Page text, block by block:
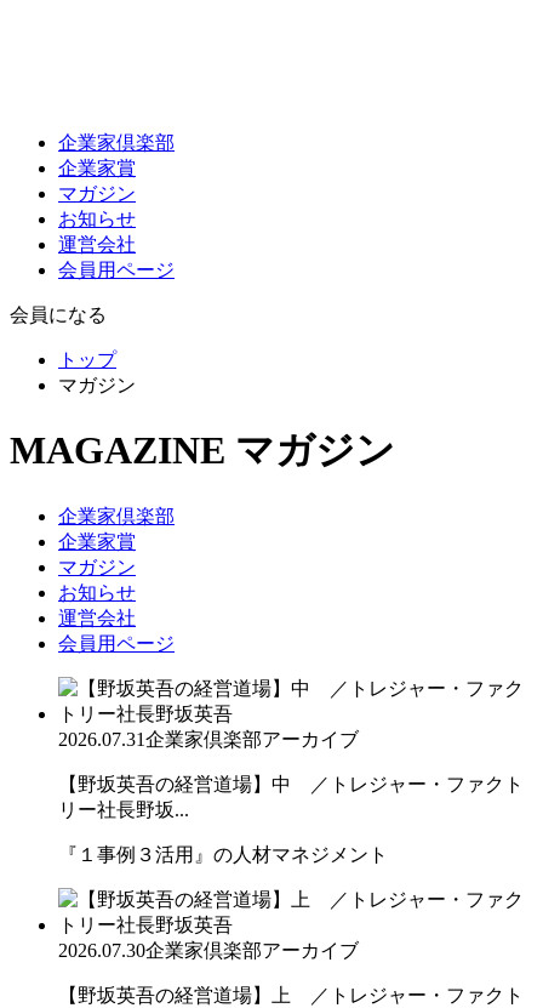
企業家倶楽部
企業家賞
マガジン
お知らせ
運営会社
会員用ページ
会員になる
トップ
マガジン
MAGAZINE マガジン
企業家倶楽部
企業家賞
マガジン
お知らせ
運営会社
会員用ページ
2026.07.31企業家倶楽部アーカイブ
【野坂英吾の経営道場】中 ／トレジャー・ファクト
リー社長野坂...
『１事例３活用』の人材マネジメント
2026.07.30企業家倶楽部アーカイブ
【野坂英吾の経営道場】上 ／トレジャー・ファクト